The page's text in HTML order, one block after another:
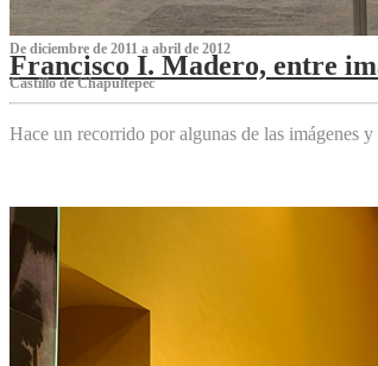
De diciembre de 2011 a abril de 2012
Francisco I. Madero, entre
Castillo de Chapultepec
Hace un recorrido por algunas de las imágenes